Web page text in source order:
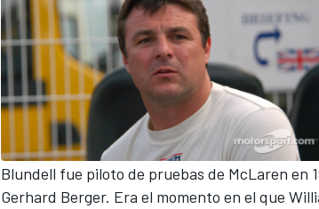
Blundell fue piloto de pruebas de McLaren en
Gerhard Berger. Era el momento en el que